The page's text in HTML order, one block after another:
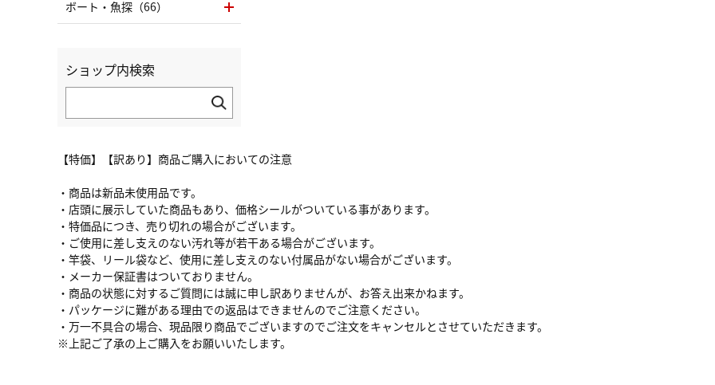
【特価】【訳あり】商品ご購入においての注意
・商品は新品未使用品です。
・店頭に展示していた商品もあり、価格シールがついている事があります。
・特価品につき、売り切れの場合がございます。
・ご使用に差し支えのない汚れ等が若干ある場合がございます。
・竿袋、リール袋など、使用に差し支えのない付属品がない場合がございます。
・メーカー保証書はついておりません。
・商品の状態に対するご質問には誠に申し訳ありませんが、お答え出来かねます。
・パッケージに難がある理由での返品はできませんのでご注意ください。
・万一不具合の場合、現品限り商品でございますのでご注文をキャンセルとさせていただきます。
※上記ご了承の上ご購入をお願いいたします。
ボート・魚探（66）
ショップ内検索